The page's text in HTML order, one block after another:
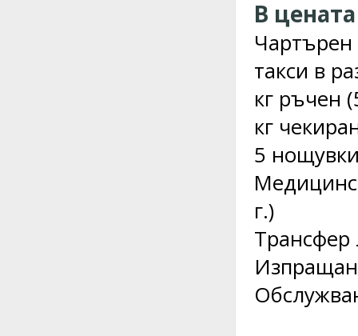
В
такси в
кг ръчен
кг
5
г.)
Трансфер